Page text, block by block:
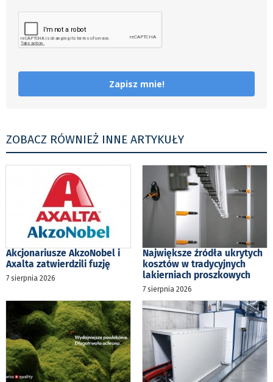
Zapisz mnie!
ZOBACZ RÓWNIEŻ INNE ARTYKUŁY
Akcjonariusze AkzoNobel i
Axalta zatwierdzili fuzję
7 sierpnia 2026
Największe źródła ukrytych
kosztów w tradycyjnych
lakierniach proszkowych
7 sierpnia 2026